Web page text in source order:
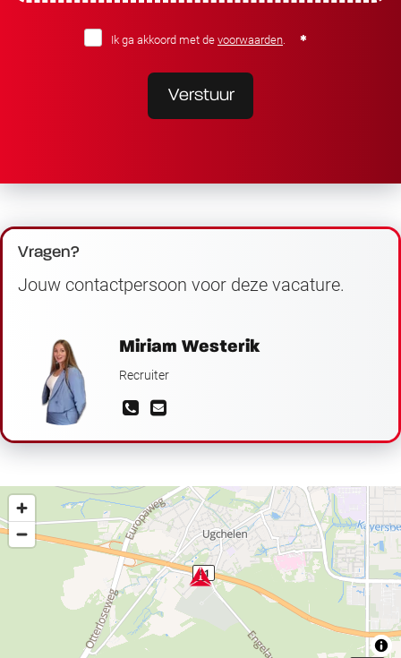
Ik ga akkoord met de voorwaarden
Verstuur
Vragen?
Jouw contactpersoon voor deze vacature.
Miriam Westerik
Recruiter